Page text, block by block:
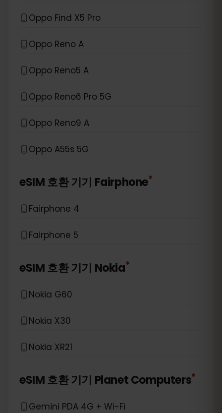
Oppo Find X5 Pro
Oppo Reno A
Oppo Reno5 A
Oppo Reno6 Pro 5G
Oppo Reno9 A
Oppo A55s 5G
eSIM 호환 기기 Fairphone*
Fairphone 4
Fairphone 5
eSIM 호환 기기 Nokia*
Nokia G60
Nokia X30
Nokia XR21
eSIM 호환 기기 Planet Computers*
Gemini PDA 4G + Wi-Fi